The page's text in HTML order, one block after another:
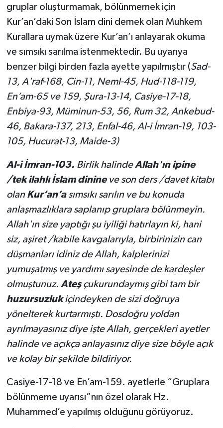
gruplar oluşturmamak, bölünmemek için
Kur’an’daki Son İslam dini demek olan Muhkem
Kurallara uymak üzere Kur’an’ı anlayarak okuma
ve sımsıkı sarılma istenmektedir. Bu uyarıya
benzer bilgi birden fazla ayette yapılmıştır (Sad-
13, A'raf-168, Cin-11, Neml-45, Hud-118-119,
En’am-65 ve 159, Şura-13-14, Casiye-17-18,
Enbiya-93, Müminun-53, 56, Rum 32, Ankebud-
46, Bakara-137, 213, Enfal-46, Al-i İmran-19, 103-
105, Hucurat-13, Maide-3)
Al-i İmran-103. Birlik halindeAllah'ın ipine
/tek ilahlı İslam dinineve son ders /davet kitabı
olan Kur’an’asımsıkı sarılın ve bu konuda
anlaşmazlıklara saplanıp gruplara bölünmeyin.
Allah'ın size yaptığı şu iyiliği hatırlayın ki, hani
siz, aşiret /kabile kavgalarıyla, birbirinizin can
düşmanları idiniz de Allah, kalplerinizi
yumuşatmış ve yardımı sayesinde de kardeşler
olmuştunuz. Ateşçukurundaymış gibi tam bir
huzursuzlukiçindeyken de sizi doğruya
yönelterek kurtarmıştı. Dosdoğru yoldan
ayrılmayasınız diye işte Allah, gerçekleri ayetler
halinde ve açıkça anlayasınız diye size böyle açık
ve kolay bir şekilde bildiriyor.
Casiye-17-18 ve En’am-159. ayetlerle “Gruplara
bölünmeme uyarısı”nın özel olarak Hz.
Muhammed’e yapılmış olduğunu görüyoruz.